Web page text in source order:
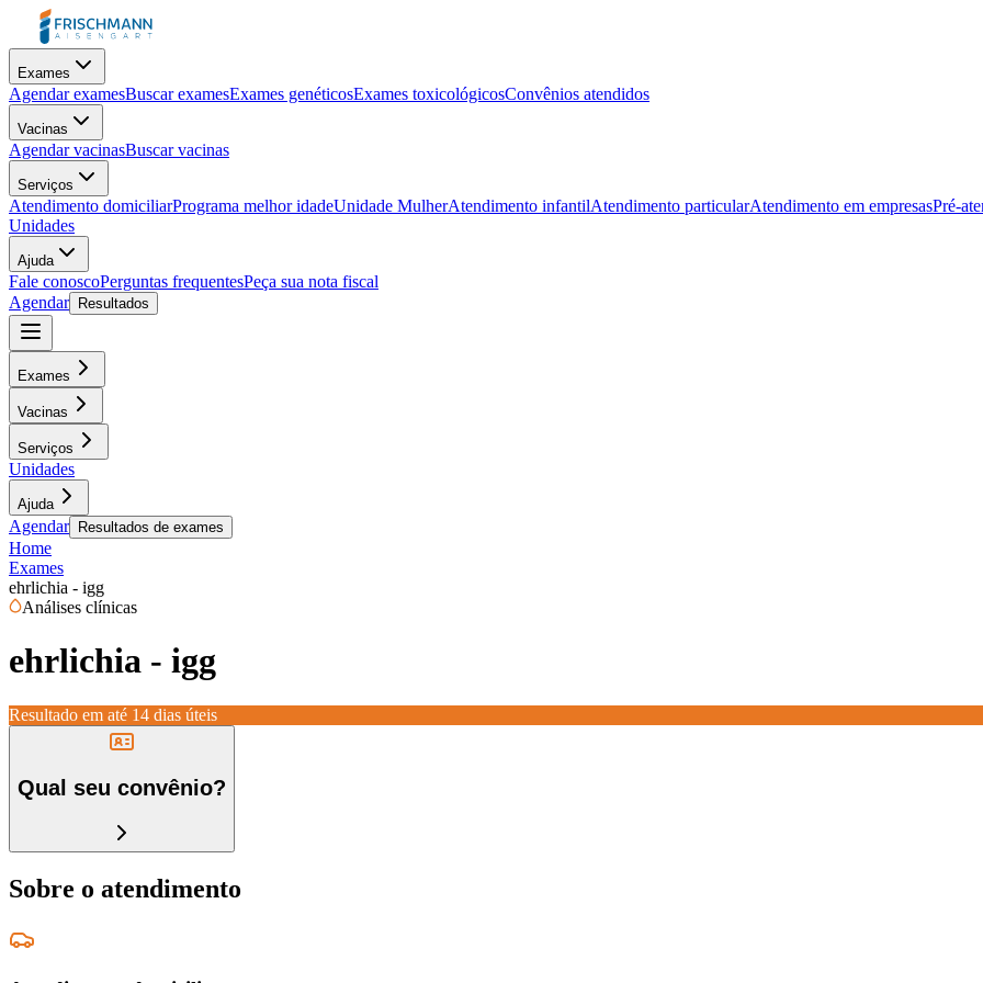
Exames
Agendar examesBuscar examesExames genéticosExames toxicológicosConvênios atendidos
Vacinas
Agendar vacinasBuscar vacinas
Serviços
Atendimento domiciliarPrograma melhor idadeUnidade MulherAtendimento infantilAtendimento particularAtendimento em empresasPré-
Unidades
Ajuda
Fale conoscoPerguntas frequentesPeça sua nota fiscal
Agendar
Resultados
Exames
Vacinas
Serviços
Unidades
Ajuda
Agendar Resultados de exames
Home
Exames
ehrlichia - igg
Análises clínicas
ehrlichia - igg
Resultado em até 14 dias úteis
Qual seu convênio?
Sobre o atendimento